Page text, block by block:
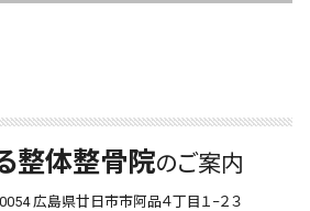
整体整骨院のご案内
広島県廿日市市阿品４丁目１−２３